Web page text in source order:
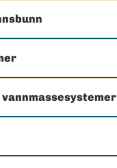
vannmassesystemer